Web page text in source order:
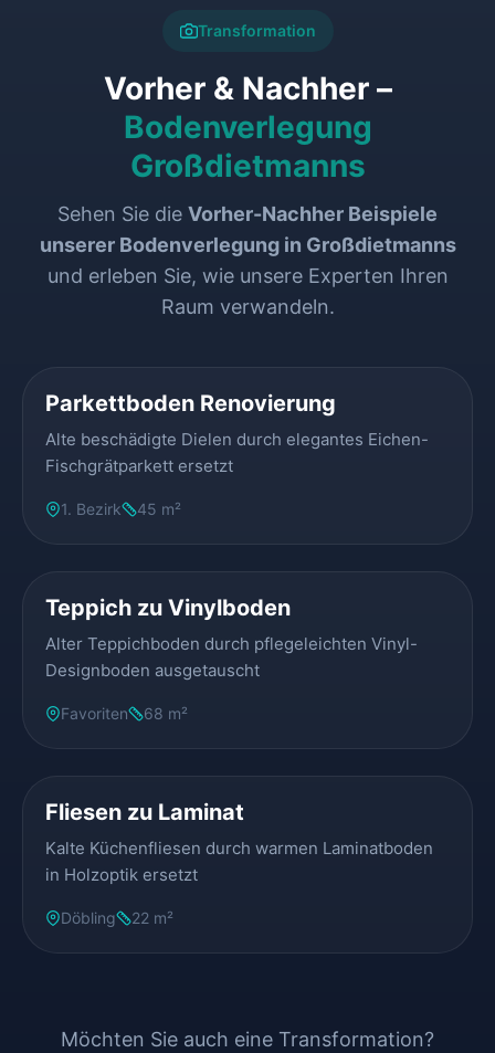
Transformation
Vorher & Nachher –
Bodenverlegung
Großdietmanns
Sehen Sie die Vorher-Nachher Beispiele
unserer Bodenverlegung in Großdietmanns
und erleben Sie, wie unsere Experten Ihren
Raum verwandeln.
Parkettboden Renovierung
Alte beschädigte Dielen durch elegantes Eichen-
Fischgrätparkett ersetzt
1. Bezirk 45 m²
Teppich zu Vinylboden
Alter Teppichboden durch pflegeleichten Vinyl-
Designboden ausgetauscht
Favoriten 68 m²
Fliesen zu Laminat
Kalte Küchenfliesen durch warmen Laminatboden
in Holzoptik ersetzt
Döbling 22 m²
Möchten Sie auch eine Transformation?